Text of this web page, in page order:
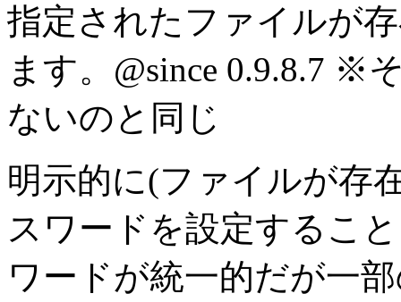
指定されたファイルが
ます。 @since 0.9.8.7 ※
ないのと同じ
明示的に(ファイルが存
スワードを設定するこ
ワードが統一的だが一